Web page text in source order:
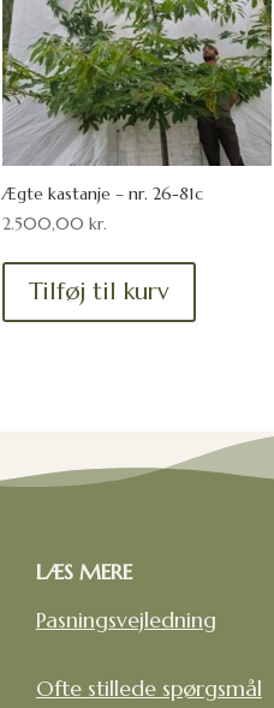
Ægte kastanje – nr. 26-81c
2.500,00 kr.
Tilføj til kurv
LÆS MERE
Pasningsvejledning
Ofte stillede spørgsmål